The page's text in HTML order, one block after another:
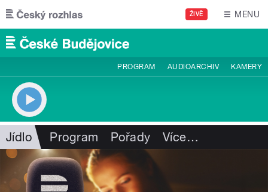
Přejít k hlavnímu obsahu
ŽIVĚ MENU
PROGRAM AUDIOARCHIV KAMERY
Jídlo Program Pořady Více…